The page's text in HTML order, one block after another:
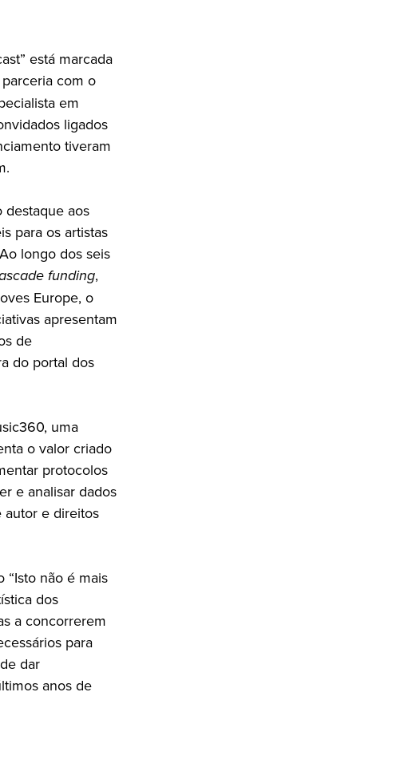
está marcada
com o
em
ligados
tiveram
destaque aos
para os artistas
longo dos seis
funding,
Europe, o
apresentam
de
do portal dos
uma
o valor criado
protocolos
e analisar dados
autor e direitos
“Isto não é mais
dos
a concorrerem
para
dar
anos de